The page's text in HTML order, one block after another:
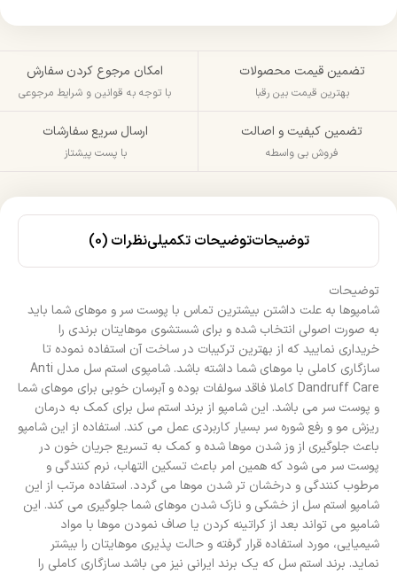
تضمین قیمت محصولات
بهترین قیمت بین رقبا
امکان مرجوع کردن سفارش
با توجه به قوانین و شرایط مرجوعی
تضمین کیفیت و اصالت
فروش بی واسطه
ارسال سریع سفارشات
با پست پیشتاز
توضیحاتتوضیحات تکمیلینظرات (0)
توضیحات
شامپوها به علت داشتن بیشترین تماس با پوست سر و موهای شما باید
به صورت اصولی انتخاب شده و برای شستشوی موهایتان برندی را
خریداری نمایید که از بهترین ترکیبات در ساخت آن استفاده نموده تا
سازگاری کاملی با موهای شما داشته باشد. شامپوی استم سل مدل Anti
Dandruff Care کاملا فاقد سولفات بوده و آبرسان خوبی برای موهای شما
و پوست سر می باشد. این شامپو از برند استم سل برای کمک به درمان
ریزش مو و رفع شوره سر بسیار کاربردی عمل می کند. استفاده از این شامپو
باعث جلوگیری از وز شدن موها شده و کمک به تسریع جریان خون در
پوست سر می شود که همین امر باعث تسکین التهاب، نرم کنندگی و
مرطوب کنندگی و درخشان تر شدن موها می گردد. استفاده مرتب از این
شامپو استم سل از خشکی و نازک شدن موهای شما جلوگیری می کند. این
شامپو می تواند بعد از کراتینه کردن یا صاف نمودن موها با مواد
شیمیایی، مورد استفاده قرار گرفته و حالت پذیری موهایتان را بیشتر
نماید. برند استم سل که یک برند ایرانی نیز می باشد سازگاری کاملی را